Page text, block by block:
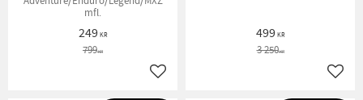
mfl.
249KR
799KR
Lägg till i favoriter
499KR
3 250KR